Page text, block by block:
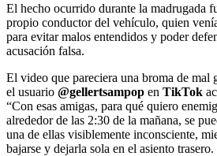
El hecho ocurrido durante la madrugada
propio conductor del vehículo, quien
para evitar malos entendidos y poder
acusación falsa.
El video que pareciera una broma de mal
el usuario @gellertsampop en TikTok
“Con esas amigas, para qué quiero
alrededor de las 2:30 de la mañana, se
una de ellas visiblemente inconsciente,
bajarse y dejarla sola en el asiento trasero.